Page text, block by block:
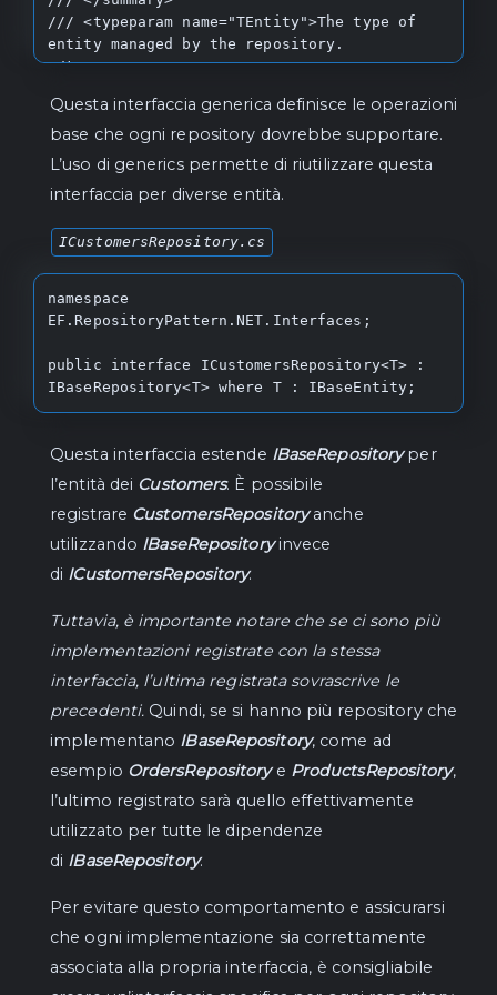
/// <typeparam name="TEntity">The type of
entity managed by the repository.
</typeparam>
where TEntity : IBaseEntity
{
    /// <summary>
in Entity Framework is used to enable lazy
    /// When this property is enabled,
    /// <param
name="useAsLazyLoadingProxies">Used to
enable or disable lazy loading.</param>
    /// <summary>
    /// Retrieves an IQueryable representing
    /// </summary>
    /// <returns>An IQueryable of TEntity.
    IQueryable<TEntity> AsQueryable();
    /// <summary>
    /// Retrieves an IQueryable as no
tracking representing the given entity.
    /// </summary>
    /// <returns>An IQueryable of TEntity.
</returns>
    public IQueryable<TEntity>
AsNoTracking();
    /// <summary>
synchronously.
    /// </summary>
containing all entities.</returns>
Questa interfaccia generica definisce le operazioni
base che ogni repository dovrebbe supportare.
L’uso di generics permette di riutilizzare questa
interfaccia per diverse entità.
ICustomersRepository.cs
namespace
EF.RepositoryPattern.NET.Interfaces;
public interface ICustomersRepository<T> :
IBaseRepository<T> where T : IBaseEntity;
Questa interfaccia estende IBaseRepositoryper
l’entità dei Customers. È possibile
registrare CustomersRepositoryanche
utilizzando IBaseRepositoryinvece
di ICustomersRepository.
Tuttavia, è importante notare che se ci sono più
implementazioni registrate con la stessa
interfaccia, l’ultima registrata sovrascrive le
precedenti. Quindi, se si hanno più repository che
implementano IBaseRepository, come ad
esempio OrdersRepositorye ProductsRepository,
l’ultimo registrato sarà quello effettivamente
utilizzato per tutte le dipendenze
di IBaseRepository.
Per evitare questo comportamento e assicurarsi
che ogni implementazione sia correttamente
associata alla propria interfaccia, è consigliabile